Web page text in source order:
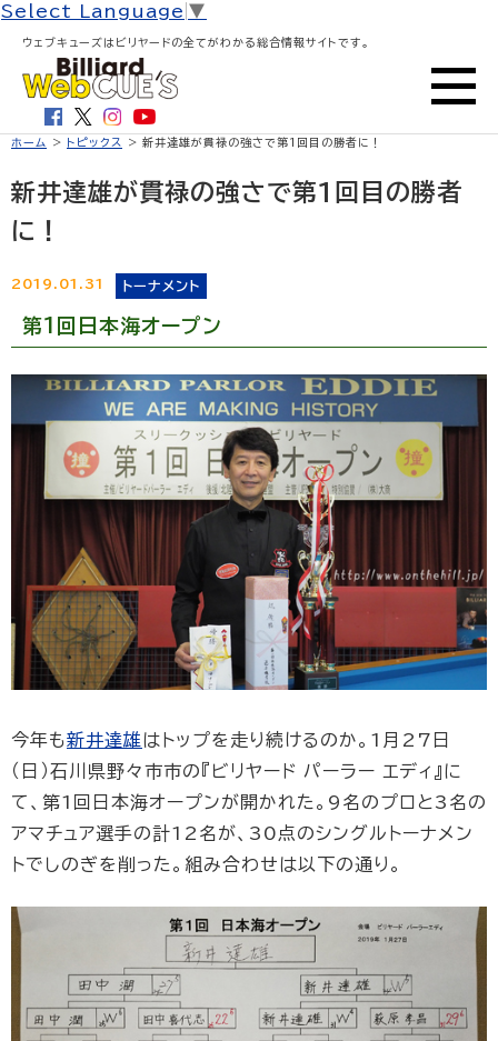
Select Language ▼
ウェブキューズはビリヤードの全てがわかる総合情報サイトです。
ホーム > トピックス > 新井達雄が貫禄の強さで第1回目の勝者に！
新井達雄が貫禄の強さで第1回目の勝者
に！
2019.01.31 トーナメント
第1回日本海オープン
今年も新井達雄はトップを走り続けるのか。1月27日
（日）石川県野々市市の『ビリヤード パーラー エディ』に
て、第1回日本海オープンが開かれた。9名のプロと3名の
アマチュア選手の計12名が、30点のシングルトーナメン
トでしのぎを削った。組み合わせは以下の通り。